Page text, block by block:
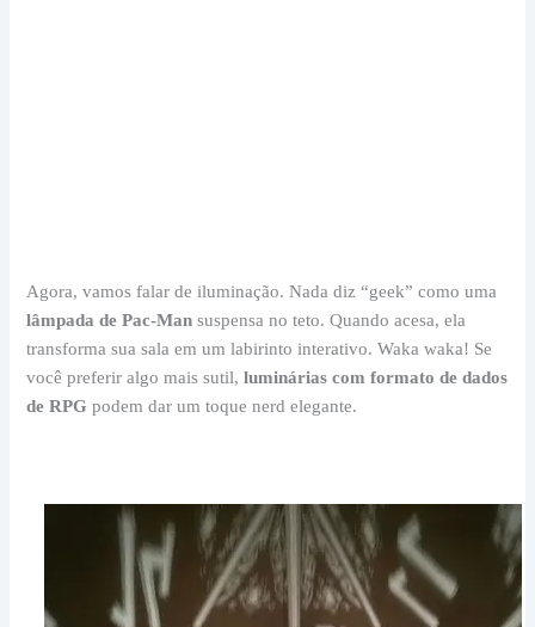
Agora, vamos falar de iluminação. Nada diz “geek” como uma
lâmpada de Pac-Man suspensa no teto. Quando acesa, ela
transforma sua sala em um labirinto interativo. Waka waka! Se
você preferir algo mais sutil,luminárias com formato de dados
de RPGpodem dar um toque nerd elegante.